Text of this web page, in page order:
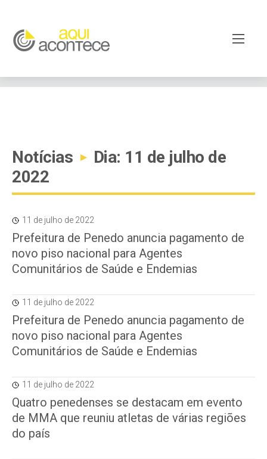
googleb82de9a22cec23e8.html
Notícias ▸
Dia: 11 de julho de
2022
11 de julho de 2022
Prefeitura de Penedo anuncia pagamento de
novo piso nacional para Agentes
Comunitários de Saúde e Endemias
11 de julho de 2022
Prefeitura de Penedo anuncia pagamento de
novo piso nacional para Agentes
Comunitários de Saúde e Endemias
11 de julho de 2022
Quatro penedenses se destacam em evento
de MMA que reuniu atletas de várias regiões
do país